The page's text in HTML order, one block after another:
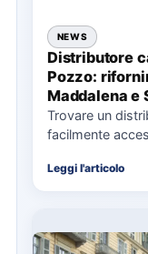
NEWS
Distributore
Pozzo:
Maddalena e
Trovare un
facilmente
soprattutto…
Leggi l'articolo